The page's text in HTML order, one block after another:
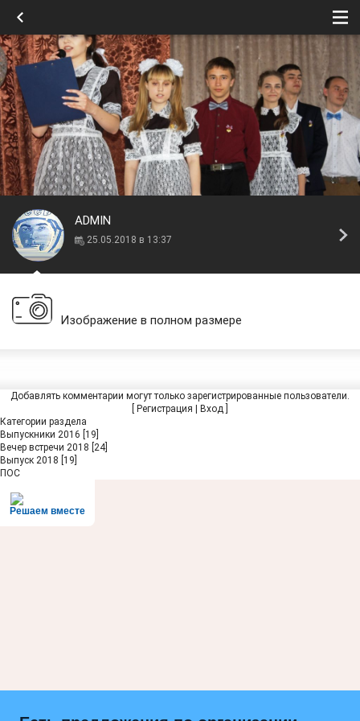
ADMIN
25.05.2018 в 13:37
Изображение в полном размере
Добавлять комментарии могут только зарегистрированные пользователи.
Регистрация Вход
Категории раздела
Выпускники 2016 [19]
Вечер встречи 2018 [24]
Выпуск 2018 [19]
ПОС
Решаем вместе